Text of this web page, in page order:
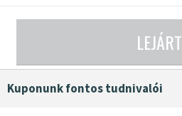
LEJÁRT
Kuponunk fontos tudnivalói